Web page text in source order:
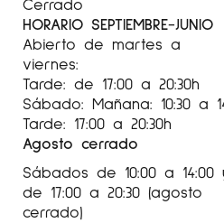
Cerrado
HORARIO SEPTIEMBRE-JUNIO
Abierto de martes a
viernes:
Tarde: de 17:00 a 20:30h
Sábado: Mañana: 10:30 a
Tarde: 17:00 a 20:30h
Agosto cerrado
Sábados de 10:00 a 14:00
de 17:00 a 20:30 (agosto
cerrado)